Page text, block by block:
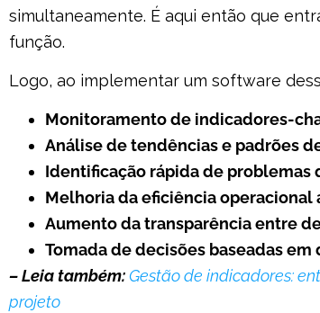
simultaneamente. É aqui então que
função.
Logo, ao implementar um software
Monitoramento de indicadores-
Análise de tendências e padrões
Identificação rápida de problemas
Melhoria da eficiência operacional
Aumento da transparência entre
Tomada de decisões baseadas
– Leia também:Gestão de indicadores:
projeto